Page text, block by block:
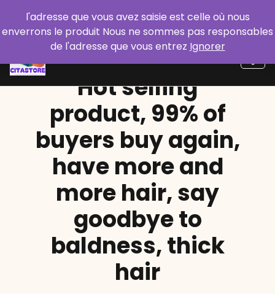
contenu
Hot selling
product, 99% of
buyers buy again,
have more and
more hair, say
goodbye to
baldness, thick
hair
l'adresse que vous avez saisie est celle où nous
enverrons le produit Nous ne sommes pas responsables
de l'adresse que vous entrez Ignorer